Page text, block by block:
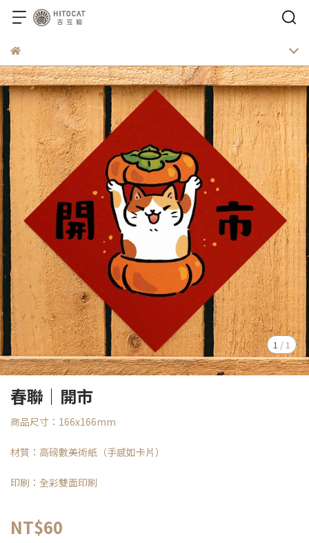
1 / 1
春聯｜開市
商品尺寸：166x166mm
材質：高磅數美術紙（手感如卡片）
印刷：全彩雙面印刷
NT$60